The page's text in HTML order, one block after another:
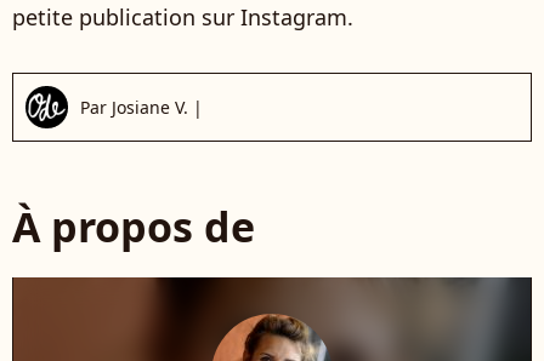
petite publication sur Instagram.
Par Josiane V. |
À propos de